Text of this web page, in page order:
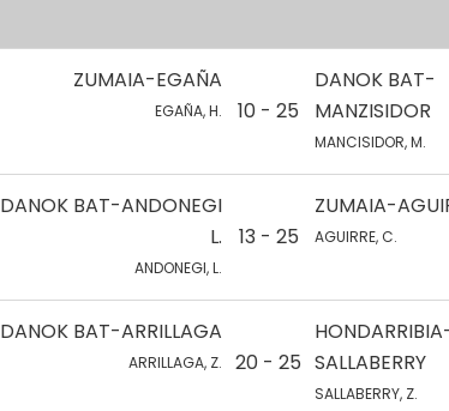
ZUMAIA-EGAÑA
EGAÑA, H. 10 - 25
DANOK BAT-
MANZISIDOR
MANCISIDOR, M.
DANOK BAT-ANDONEGI
L.
ANDONEGI, L.
13 - 25
ZUMAIA-
AGUIRRE, C.
DANOK BAT-ARRILLAGA
ARRILLAGA, Z. 20 - 25 SALLABERRY
SALLABERRY, Z.